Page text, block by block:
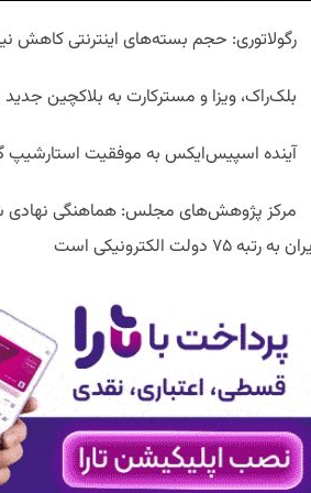
رگولاتوری: حجم بسته‌های اینترنتی کاهش
بلک‌راک، ویزا و مسترکارت به بلاکچین
آینده اسپیس‌ایکس به موفقیت استارشیپ
مرکز پژوهش‌های مجلس: هماهنگی
به رتبه ۷۵ دولت الکترونیکی است